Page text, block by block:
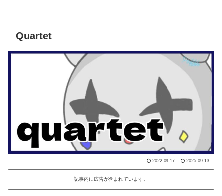
Quartet
2022.09.17 2025.09.13
記事内に広告が含まれています。